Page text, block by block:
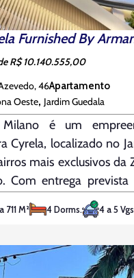
R$ 10.140.555,00
46Apartamento
Oeste, Jardim Guedala
é um
Cyrela, localizado no
mais exclusivos da
Com entrega prevista
apartamentos de
com 4 suítes e 4 vagas
711 M² 4 Dorms. 4 a 5